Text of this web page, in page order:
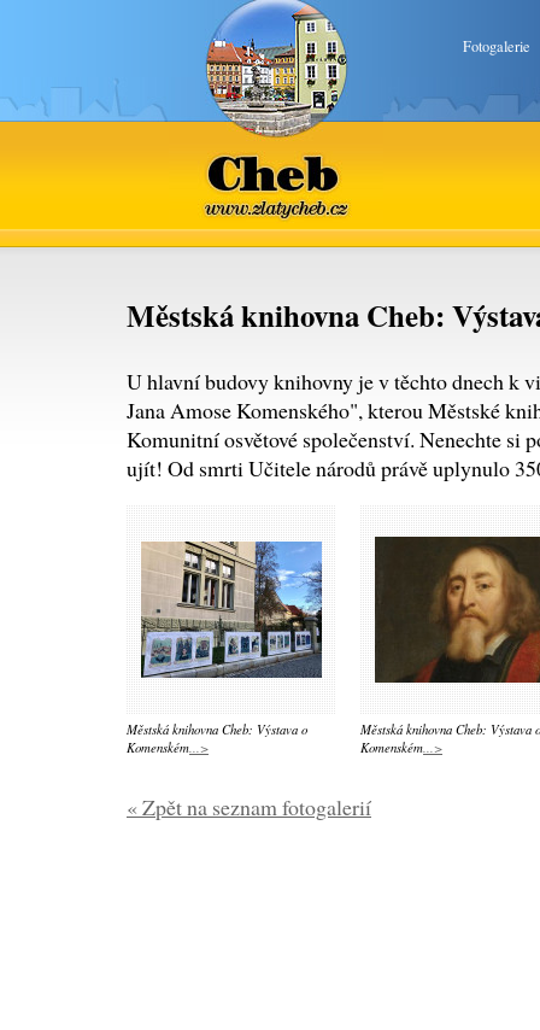
Fotogalerie
Cheb
www.zlatycheb.cz
Městská knihovna Cheb:
U hlavní budovy knihovny je v těchto dnech k
Jana Amose Komenského", kterou Městské
Komunitní osvětové společenství. Nenechte si
ujít! Od smrti Učitele národů právě uplynulo
Městská knihovna Cheb: Výstava o
Komenském...>
Městská knihovna Cheb: Výstava o
Komenském...>
« Zpět na seznam fotogalerií